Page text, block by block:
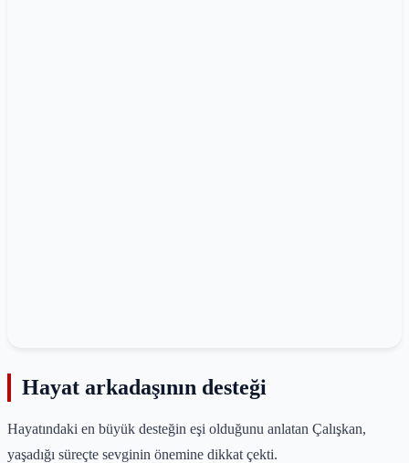
Hayat arkadaşının desteği
Hayatındaki en büyük desteğin eşi olduğunu anlatan Çalışkan,
yaşadığı süreçte sevginin önemine dikkat çekti.